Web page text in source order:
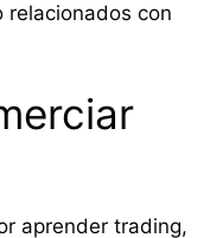
con
aprender trading,